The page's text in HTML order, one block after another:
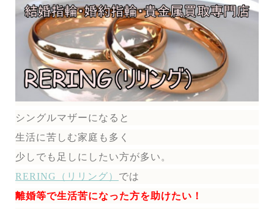
シングルマザーになると
生活に苦しむ家庭も多く
少しでも足しにしたい方が多い。
RERING（リリング） では
離婚等で生活苦になった方を助けたい！